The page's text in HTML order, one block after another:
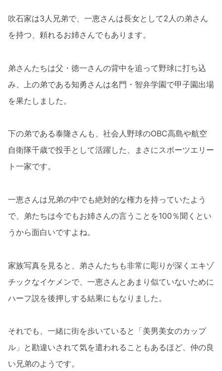
吹石家は3人兄弟で、一恵さんは長女として2人の弟さん
を持つ、頼れるお姉さんでもあります。
弟さんたちは父・徳一さんの背中を追って野球に打ち込
み、上の弟である知勇さんは名門・智弁学園で甲子園出場
を果たしました。
下の弟である泰隆さんも、社会人野球のOBC高島や航空
自衛隊千歳で投手として活躍した、まさにスポーツエリー
ト一家です。
一恵さんは兄弟の中でも絶対的な権力を持っていたよう
で、弟たちは今でもお姉さんの言うことを100％聞くとい
うから面白いですよね。
家族写真を見ると、弟さんたちも非常に彫りが深くエキゾ
チックなイケメンで、一恵さんとあまり似ていないために
ハーフ説を後押しする結果にもなりました。
それでも、一緒に街を歩いていると「美男美女のカップ
ル」と勘違いされて気を遣われることもあるほど、仲の良
い兄弟のようです。